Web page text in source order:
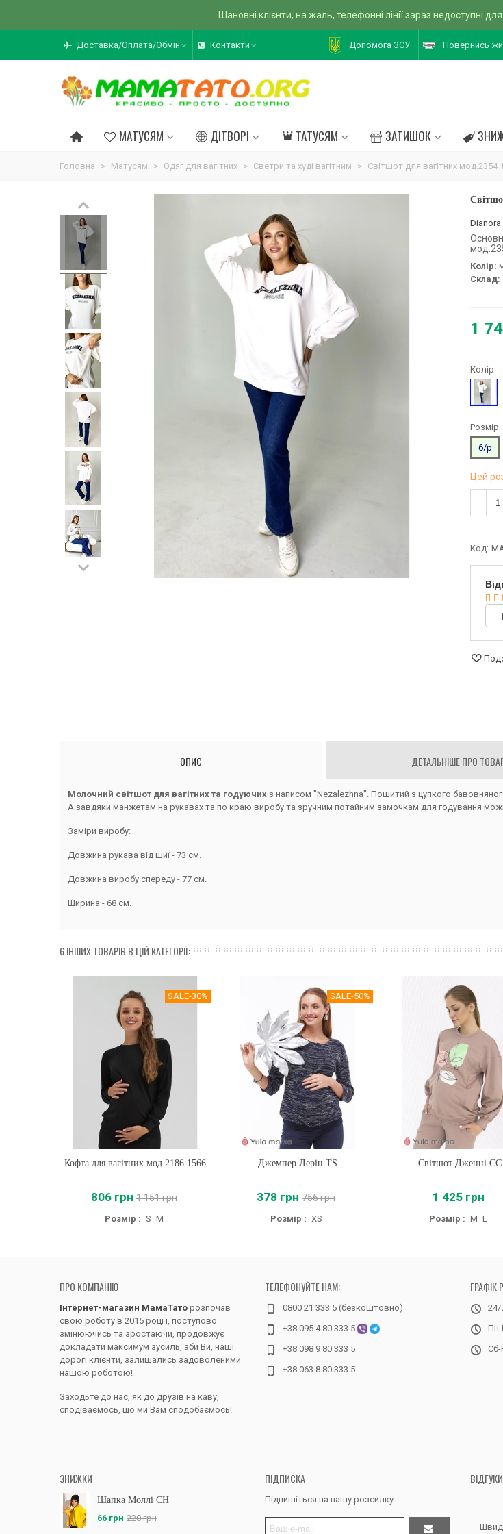
Шановні клієнти, на жаль, телефонні лінії зараз недоступні
Доставка/Оплата/Обмін Контакти Допомога ЗСУ Повернись
МАТУСЯМ ДІТВОРІ ТАТУСЯМ ЗАТИШОК
Головна > Матусям > Одяг для вагітних > Светри та худі вагітним > Світшот для вагітних мод.2354
Dianora
Колір:
Склад:
1
Колір
Розмір
б/р
Цей
-
Код:
ОПИС ДЕТАЛЬНІШЕ ПРО
Молочний світшот для вагітних та годуючих з написом "Nezalezhna". Пошитий з цупкого
А завдяки манжетам на рукавах та по краю виробу та зручним потайним замочкам для годування
Заміри виробу:
Довжина рукава від шиї - 73 см.
Довжина виробу спереду - 77 см.
Ширина - 68 см.
6 ІНШИХ ТОВАРІВ В ЦІЙ КАТЕГОРІЇ:
SALE-30%
Купити
Кофта для вагітних мод.2186 1566
806 грн 1 151 грн
Розмір : S M
SALE-50%
Купити
Джемпер Лерін TS
378 грн 756 грн
Розмір : XS
Купити
Світшот Дженні CC
1 425 грн
Розмір : M L
ПРО КОМПАНІЮ
Інтернет-магазин МамаТато розпочав
свою роботу в 2015 році і, поступово
змінюючись та зростаючи, продовжує
докладати максимум зусиль, аби Ви, наші
дорогі клієнти, залишались задоволеними
нашою роботою!
Заходьте до нас, як до друзів на каву,
сподіваємось, що ми Вам сподобаємось!
ТЕЛЕФОНУЙТЕ НАМ:
0800 21 333 5 (безкоштовно)
+38 095 4 80 333 5
+38 098 9 80 333 5
+38 063 8 80 333 5
ГРАФІК
24/
Пн-
Сб-
ЗНИЖКИ
Шапка Моллі CH
66 грн 220 грн
ПІДПИСКА
Підпишіться на нашу розсилку
ВІДГУКИ
Дякую за все, продавець супер.